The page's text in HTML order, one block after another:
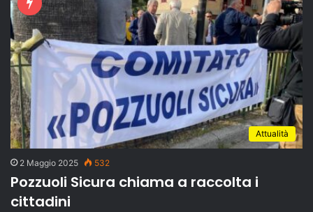
Attualità
2 Maggio 2025 532
Pozzuoli Sicura chiama a raccolta i
cittadini